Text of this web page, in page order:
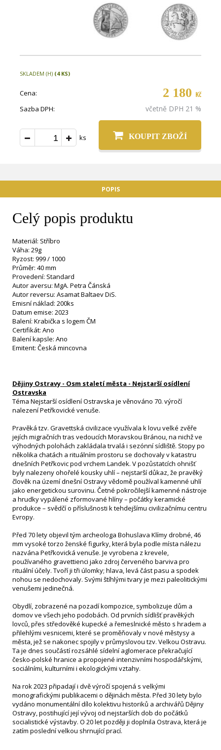
SKLADEM (H) (4 KS)
Cena: 2 180 Kč
Sazba DPH: včetně DPH 21 %
ks KOUPIT ZBOŽÍ
POPIS
Celý popis produktu
Materiál: Stříbro
Váha: 29g
Ryzost: 999 / 1000
Průměr: 40 mm
Provedení: Standard
Autor aversu: MgA. Petra Čánská
Autor reversu: Asamat Baltaev DiS.
Emisní náklad: 200ks
Datum emise: 2023
Balení: Krabička s logem ČM
Certifikát: Ano
Balení kapsle: Ano
Emitent: Česká mincovna
Dějiny Ostravy - Osm staletí města - Nejstarší osídlení
Ostravska
Téma Nejstarší osídlení Ostravska je věnováno 70. výročí
nalezení Petřkovické venuše.
Pravěká tzv. Gravettská civilizace využívala k lovu velké zvěře
jejích migračních tras vedoucích Moravskou Bránou, na nichž ve
výhodných polohách zakládala trvalá i sezónní sídliště. Stopy po
několika chatách a rituálním prostoru se dochovaly v katastru
dnešních Petřkovic pod vrchem Landek. V pozůstatcích ohnišť
byly nalezeny ohořelé kousky uhlí – nejstarší důkaz, že pravěký
člověk na území dnešní Ostravy vědomě používal kamenné uhlí
jako energetickou surovinu. Četné pokročilejší kamenné nástroje
a hrudky vypálené zformované hlíny – počátky keramické
produkce – svědčí o příslušnosti k tehdejšímu civilizačnímu centru
Evropy.
Před 70 lety objevil tým archeologa Bohuslava Klímy drobné, 46
mm vysoké torzo ženské figurky, která byla podle místa nálezu
nazvána Petřkovická venuše. Je vyrobena z krevele,
používaného gravettienci jako zdroj červeného barviva pro
rituální účely. Tvoří ji tři úlomky; hlava, levá část pasu a spodek
nohou se nedochovaly. Svými štíhlými tvary je mezi paleolitickými
venušemi jedinečná.
Obydlí, zobrazené na pozadí kompozice, symbolizuje dům a
domov ve všech jeho podobách. Od prvních sídlišť pravěkých
lovců, přes středověké kupecké a řemeslnické město s hradem a
přilehlými vesnicemi, které se proměňovaly v nové městysy a
města, jež se nakonec spojily v průmyslovou tzv. Velkou Ostravu.
Ta je dnes součástí rozsáhlé sídelní aglomerace překračující
česko-polské hranice a propojené intenzivními hospodářskými,
sociálními, kulturními i ekologickými vztahy.
Na rok 2023 připadají i dvě výročí spojená s velkými
monografickými publikacemi o dějinách města. Před 30 lety bylo
vydáno monumentální dílo kolektivu historiků a archivářů Dějiny
Ostravy, postihující její vývoj od nejstarších dob do počátků
socialistické výstavby. O 20 let později ji doplnila Ostrava, která je
zatím poslední velkou shrnující prací.